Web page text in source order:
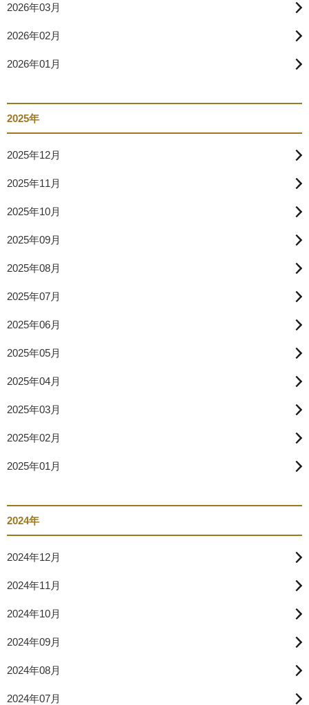
2026年03月
2026年02月
2026年01月
2025年
2025年12月
2025年11月
2025年10月
2025年09月
2025年08月
2025年07月
2025年06月
2025年05月
2025年04月
2025年03月
2025年02月
2025年01月
2024年
2024年12月
2024年11月
2024年10月
2024年09月
2024年08月
2024年07月